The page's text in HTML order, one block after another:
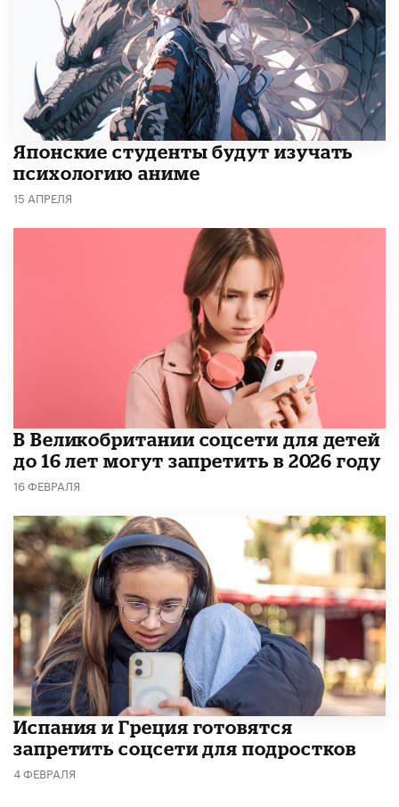
Японские студенты будут изучать
психологию аниме
15 АПРЕЛЯ
В Великобритании соцсети для детей
до 16 лет могут запретить в 2026 году
16 ФЕВРАЛЯ
Испания и Греция готовятся
запретить соцсети для подростков
4 ФЕВРАЛЯ